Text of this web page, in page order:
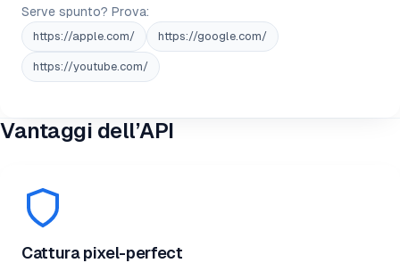
Serve spunto? Prova:
https://apple.com/ https://google.com/
https://youtube.com/
Vantaggi dell’API
Cattura pixel-perfect